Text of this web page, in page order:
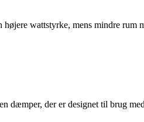
wattstyrke, mens mindre rum
dæmper, der er designet til brug